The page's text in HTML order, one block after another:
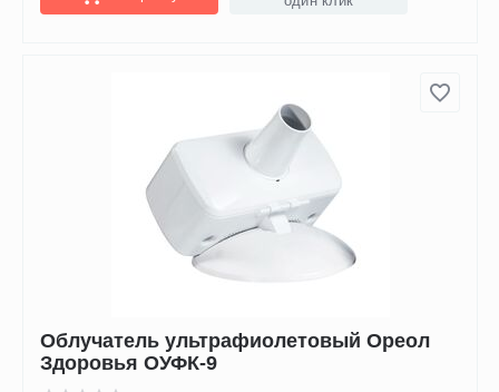
Облучатель ультрафиолетовый Ореол
Здоровья ОУФК-9